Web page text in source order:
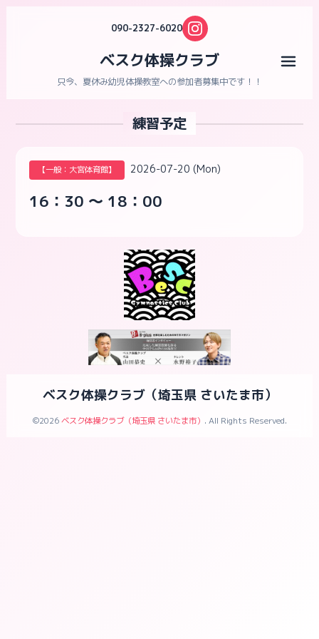
090-2327-6020
ベスク体操クラブ
只今、夏休み幼児体操教室への参加者募集中です！！
練習予定
【一般：大宮体育館】 2026-07-20 (Mon)
16：30 ～ 18：00
ベスク体操クラブ（埼玉県 さいたま市）
©2026ベスク体操クラブ（埼玉県 さいたま市） . All Rights Reserved.